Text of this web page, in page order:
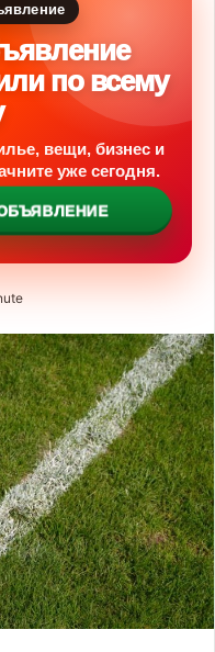
по всему
вещи, бизнес и
уже сегодня.